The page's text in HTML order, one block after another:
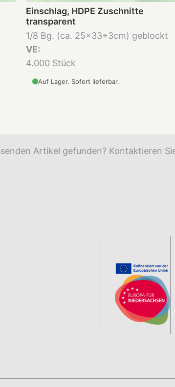
Einschlag, HDPE Zuschnitte
transparent
1/8 Bg. (ca. 25x33+3cm) geblockt
VE:
4.000 Stück
Auf Lager. Sofort lieferbar.
Artikel gefunden? Kontaktieren